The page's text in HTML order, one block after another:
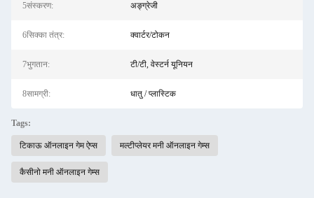
5संस्करण: अङ्ग्रेजी
6सिक्का तंत्र: क्वार्टर/टोकन
7भुगतान: टी/टी, वेस्टर्न यूनियन
8सामग्री: धातु / प्लास्टिक
Tags:
टिकाऊ ऑनलाइन गेम ऐप्स मल्टीप्लेयर मनी ऑनलाइन गेम्स
कैसीनो मनी ऑनलाइन गेम्स